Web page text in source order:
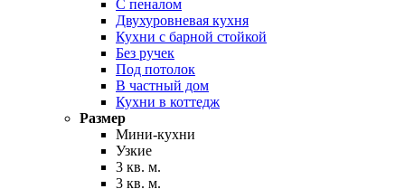
С пеналом
Двухуровневая кухня
Кухни с барной стойкой
Без ручек
Под потолок
В частный дом
Кухни в коттедж
Размер
Мини-кухни
Узкие
3 кв. м.
3 кв. м.